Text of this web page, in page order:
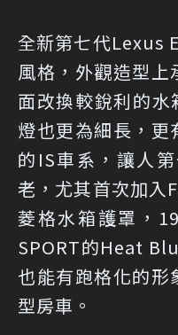
全新第七代Lexus
風格，外觀造型
面改換較銳利的
燈也更為細長，
的IS車系，讓人
老，尤其首次加入
菱格水箱護罩，
SPORT的Heat
也能有跑格化的形
型房車。